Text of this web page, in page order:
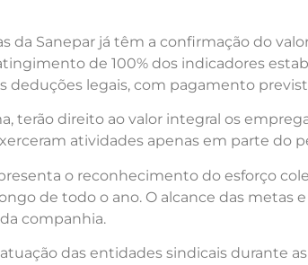
da Sanepar já têm a confirmação do
de 100% dos indicadores
deduções legais, com pagamento
terão direito ao valor integral os
atividades apenas em parte do
o reconhecimento do esforço
de todo o ano. O alcance das
companhia.
das entidades sindicais durante